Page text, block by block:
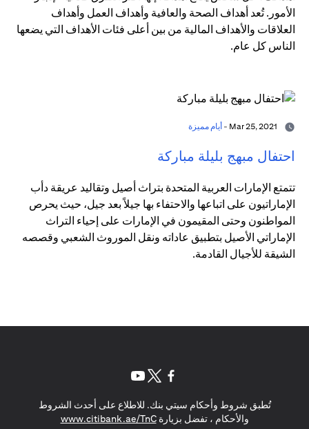
الأمور. تُعد أهداف الصحة والعافية وأهداف العمل وأهداف
العلاقات والأهداف المالية من بين أعلى فئات الأهداف التي يضعها
الناس كل عام.
أيام مميزة
احتفال مبهج بليلة مباركة
تتمتع الإمارات العربية المتحدة بتراث أصيل وتقاليد عريقة دأب
الإماراتيون على اتباعها والاحتفاء بها جيلاً بعد جيل، حيث يحرص
المواطنون وحتى المقيمون في الإمارات على إحياء التراث
الإماراتي الأصيل بتطبيق عاداته ونقل الموروث الشعبي وقصصه
الشيقة للأجيال القادمة.
تُطبق شروط وأحكام سيتي بنك. للاطلاع على أحدث الشروط
والأحكام ، تفضل بزيارةwww.citibank.ae/TnC
(opens in a new tab)